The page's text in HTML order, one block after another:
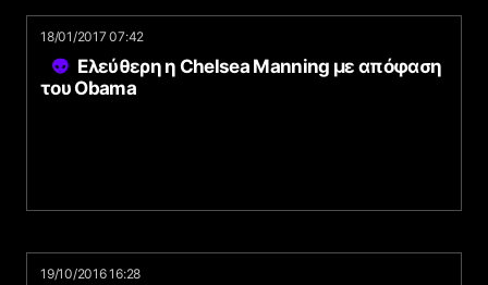
18/01/2017 07:42
Ελεύθερη η Chelsea Manning με απόφαση
του Obama
19/10/2016 16:28